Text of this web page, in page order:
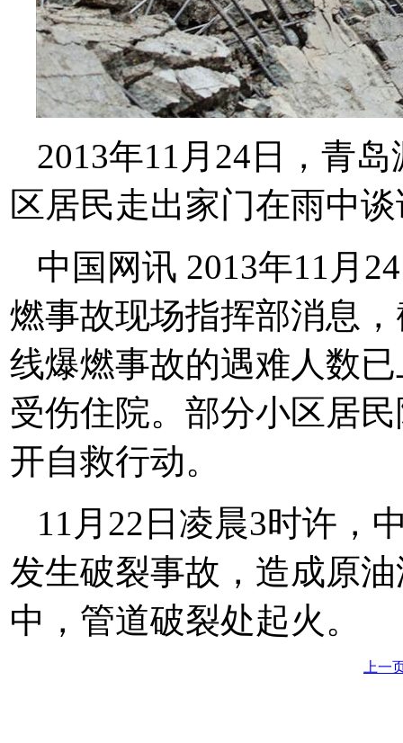
2013年11月24日，青
区居民走出家门在雨中
中国网讯 2013年11月
燃事故现场指挥部消息，
线爆燃事故的遇难人数
受伤住院。 部分小区居
开自救行动。
11月22日凌晨3时许，
发生破裂事故，造成原
中，管道破裂处起火。
上一